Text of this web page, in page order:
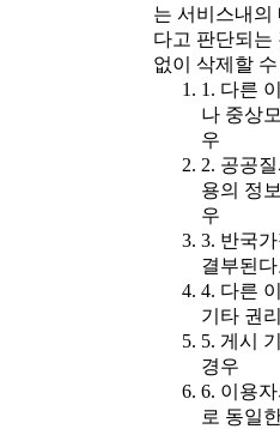
는 서비스내의
다고 판단되는
없이 삭제할
1. 다른
나 중상
우
2. 공공
용의 정
우
3. 반국
결부된
4. 다른
기타 권
5. 게시
경우
6. 이용
로 동일